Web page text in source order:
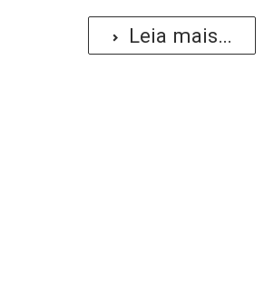
Leia mais...